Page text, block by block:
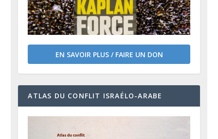
EN SAVOIR PLUS / FAIRE UN DON
ATLAS DU CONFLIT ISRAÉLO-ARABE